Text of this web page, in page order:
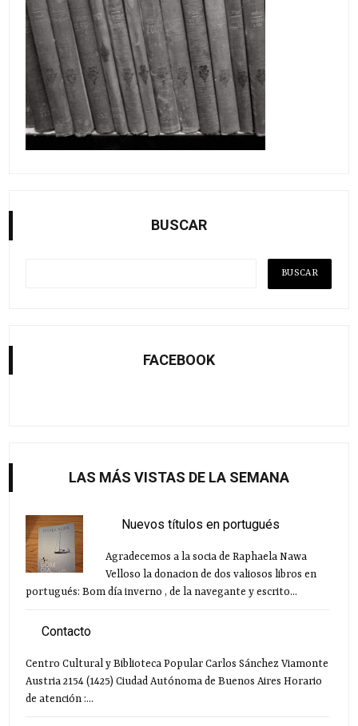
BUSCAR
FACEBOOK
LAS MÁS VISTAS DE LA SEMANA
Nuevos títulos en portugués
Agradecemos a la socia de Raphaela Nawa
Velloso la donacion de dos valiosos libros en
portugués: Bom día inverno , de la navegante y escrito...
Contacto
Centro Cultural y Biblioteca Popular Carlos Sánchez Viamonte
Austria 2154 (1425) Ciudad Autónoma de Buenos Aires Horario
de atención :...